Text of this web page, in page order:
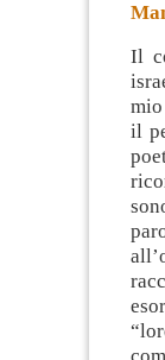
Il
il